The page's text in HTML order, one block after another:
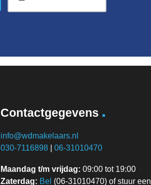
Contactgegevens .
info@wdmakelaars.nl
030-7116898
06-31010470
Maandag t/m vrijdag: 09:00 tot 19:00
Zaterdag: Bel (06-31010470) of stuur een